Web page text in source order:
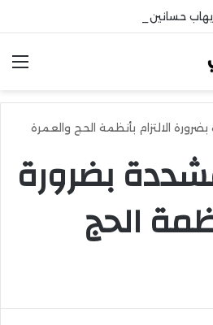
الالتزام بأنظمة الحج والعمرة
بضرورة
الحج